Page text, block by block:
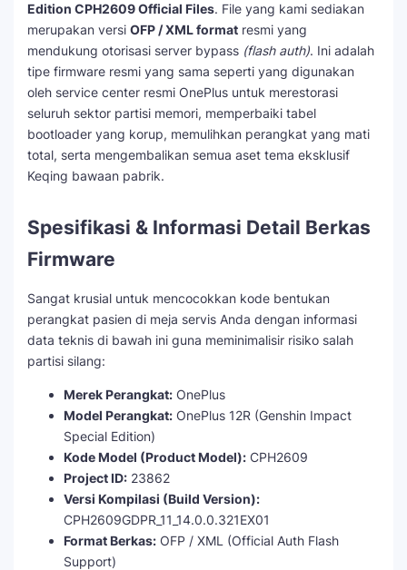
Edition CPH2609 Official Files. File yang kami sediakan
merupakan versi OFP / XML format resmi yang
mendukung otorisasi server bypass (flash auth). Ini adalah
tipe firmware resmi yang sama seperti yang digunakan
oleh service center resmi OnePlus untuk merestorasi
seluruh sektor partisi memori, memperbaiki tabel
bootloader yang korup, memulihkan perangkat yang mati
total, serta mengembalikan semua aset tema eksklusif
Keqing bawaan pabrik.
Spesifikasi & Informasi Detail Berkas
Firmware
Sangat krusial untuk mencocokkan kode bentukan
perangkat pasien di meja servis Anda dengan informasi
data teknis di bawah ini guna meminimalisir risiko salah
partisi silang:
Merek Perangkat: OnePlus
Model Perangkat: OnePlus 12R (Genshin Impact
Special Edition)
Kode Model (Product Model): CPH2609
Project ID: 23862
Versi Kompilasi (Build Version):
CPH2609GDPR_11_14.0.0.321EX01
Format Berkas: OFP / XML (Official Auth Flash
Support)